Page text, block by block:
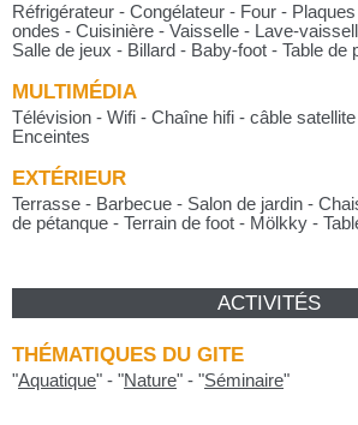
Réfrigérateur - Congélateur - Four -
ondes - Cuisinière - Vaisselle - Lave-
Salle de jeux - Billard - Baby-foot - Table de
MULTIMÉDIA
Télévision - Wifi - Chaîne hifi - câble
Enceintes
EXTÉRIEUR
Terrasse - Barbecue - Salon de jardin -
de pétanque - Terrain de foot - Mölkky -
ACTIVITÉS
THÉMATIQUES DU GITE
"Aquatique" - "Nature" - "Séminaire"